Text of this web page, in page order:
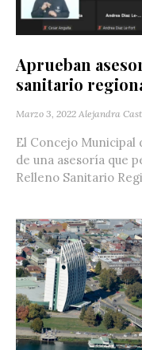
Aprueban
sanitario
Marzo 3, 2022 Alejandra
El Concejo Municipal
de una asesoría que
Relleno Sanitario